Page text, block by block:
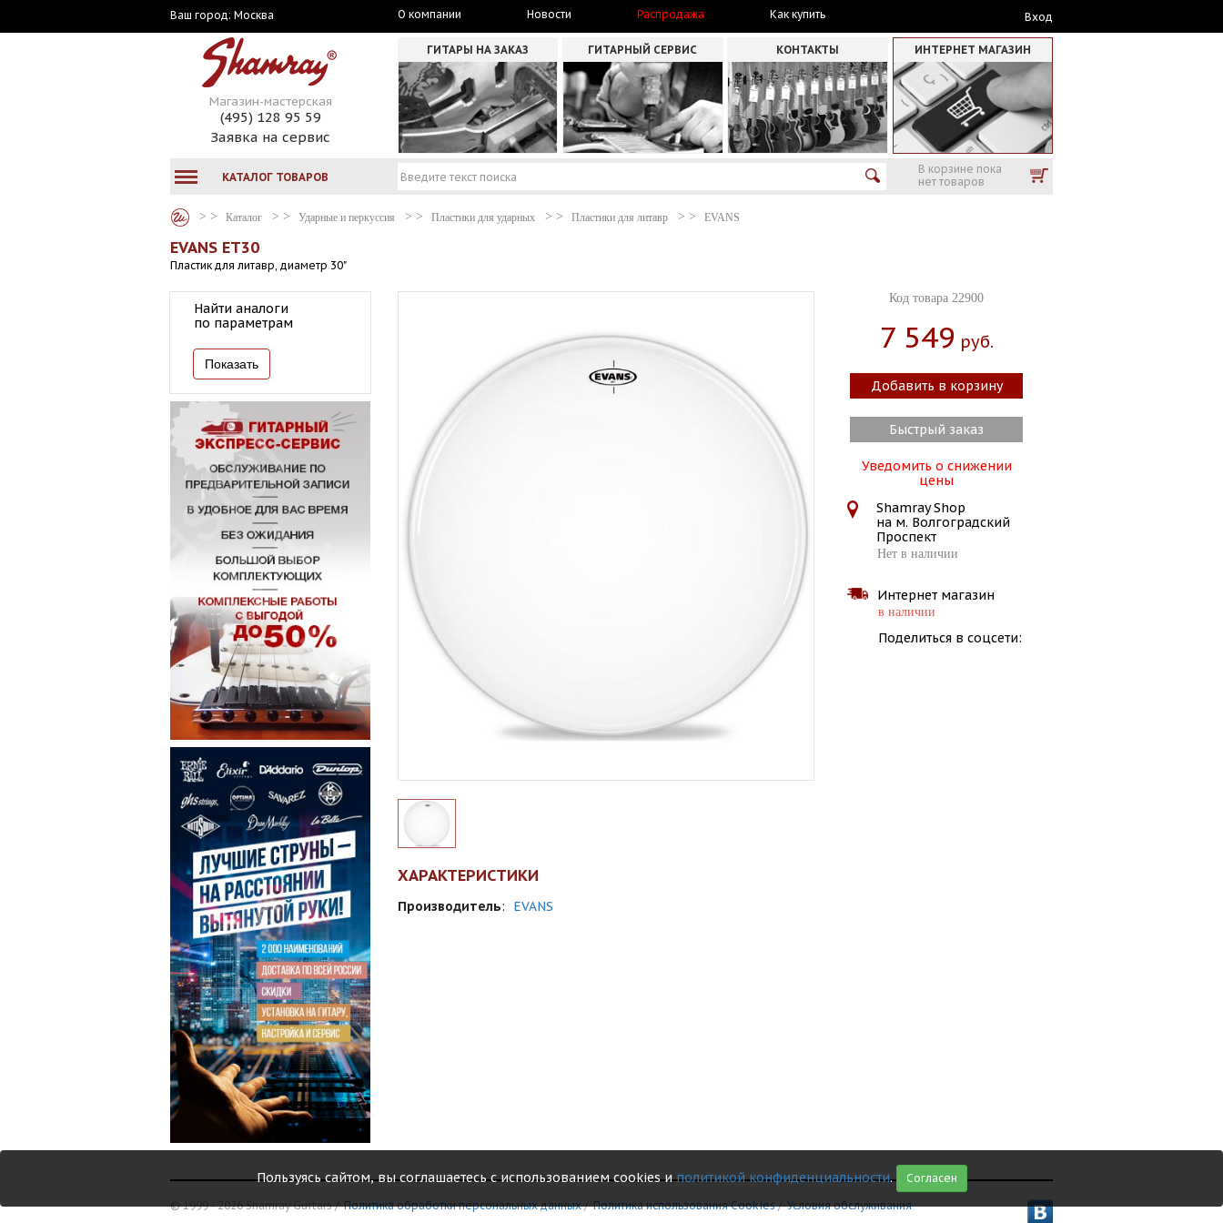
Ваш город: Москва О компании Новости Распродажа Как купить Вход
Магазин-мастерская
(495) 128 95 59
Заявка на сервис
ГИТАРЫ НА ЗАКАЗ ГИТАРНЫЙ СЕРВИС КОНТАКТЫ ИНТЕРНЕТ МАГАЗИН
КАТАЛОГ ТОВАРОВ
В корзине пока
нет товаров
Каталог Ударные и перкуссия Пластики для ударных Пластики для литавр EVANS
EVANS ET30
Пластик для литавр, диаметр 30"
Найти аналоги
по параметрам
Код товара 22900
7 549 Руб.
Добавить в корзину
Быстрый заказ
Уведомить о снижении
цены
Shamray Shop
на м. Волгоградский
Проспект
Нет в наличии
Интернет магазин
в наличии
Поделиться в соцсети:
ХАРАКТЕРИСТИКИ
Производитель: EVANS
© 1999 - 2026 Shamray Guitars /Политика обработки персональных данных/Политика использования Сookies/Условия обслуживания
Пользуясь сайтом, вы соглашаетесь с использованием cookies иполитикой конфиденциальности. Согласен